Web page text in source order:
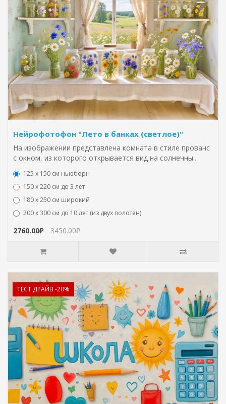
Нейрофотофон "Лето в банках (светлое)"
На изображении представлена комната в стиле прованс
с окном, из которого открывается вид на солнечны..
125 x 150 см ньюборн
150 х 220 см до 3 лет
180 х 250 см широкий
200 х 300 см до 10 лет (из двух полотен)
2760.00₽ 3450.00₽
ТЕСТ ДРАЙВ -20%